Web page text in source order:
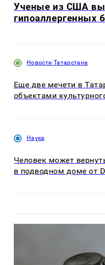
Ученые из США
гипоаллергенных
Новости Татарстана
Еще две мечети в
объектами
Наука
Человек может
в подводном доме от